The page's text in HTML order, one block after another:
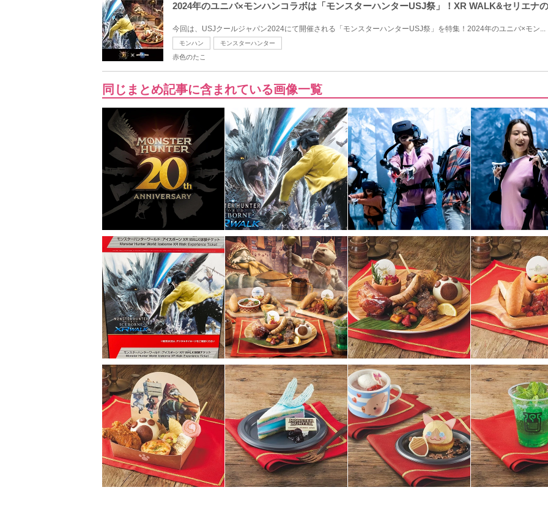
2024年のユニバ×モンハンコラボは「モンスターハンターUSJ祭」！XR WALK&セリエナ
今回は、USJクールジャパン2024にて開催される「モンスターハンターUSJ祭」を特集！2024年のユニバ×モン...
モンハン モンスターハンター
赤色のたこ
同じまとめ記事に含まれている画像一覧